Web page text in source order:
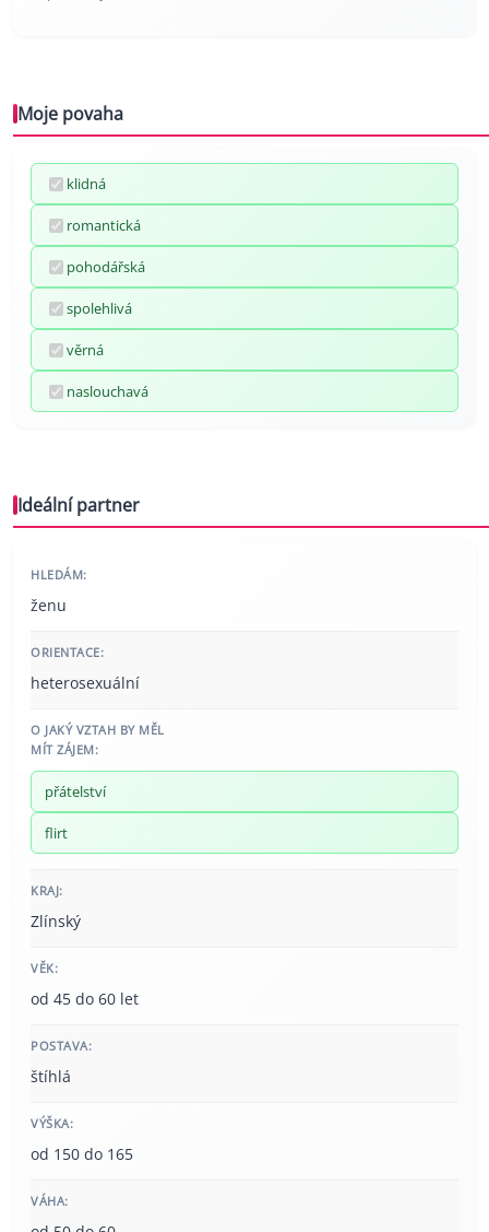
Moje povaha
klidná
romantická
pohodářská
spolehlivá
věrná
naslouchavá
Ideální partner
HLEDÁM:
ženu
ORIENTACE:
heterosexuální
O JAKÝ VZTAH BY MĚL
MÍT ZÁJEM:
přátelství
flirt
KRAJ:
Zlínský
VĚK:
od 45 do 60 let
POSTAVA:
štíhlá
VÝŠKA:
od 150 do 165
VÁHA: